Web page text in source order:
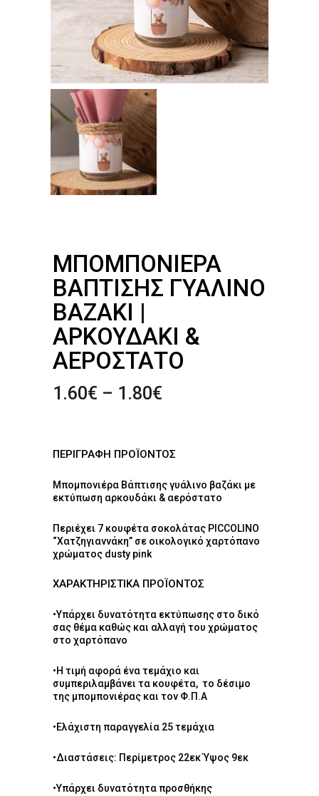
ΜΠΟΜΠΟΝΙΈΡΑ
ΒΆΠΤΙΣΗΣ ΓΥΆΛΙΝΟ
ΒΑΖΆΚΙ |
ΑΡΚΟΥΔΆΚΙ &
ΑΕΡΌΣΤΑΤΟ
1.60€ – 1.80€
through
1.80€
ΠΕΡΙΓΡΑΦΉ ΠΡΟΪΌΝΤΟΣ
Μπομπονιέρα Βάπτισης γυάλινο βαζάκι με
εκτύπωση αρκουδάκι & αερόστατο
Περιέχει 7 κουφέτα σοκολάτας PICCOLINO
“Χατζηγιαννάκη” σε οικολογικό χαρτόπανο
χρώματος dusty pink
ΧΑΡΑΚΤΗΡΙΣΤΙΚΆ ΠΡΟΪΌΝΤΟΣ
•Υπάρχει δυνατότητα εκτύπωσης στο δικό
σας θέμα καθώς και αλλαγή του χρώματος
στο χαρτόπανο
•Η τιμή αφορά ένα τεμάχιο και
συμπεριλαμβάνει τα κουφέτα, το δέσιμο
της μπομπονιέρας και τον Φ.Π.Α
•Ελάχιστη παραγγελία 25 τεμάχια
•Διαστάσεις: Περίμετρος 22εκ Ύψος 9εκ
•Υπάρχει δυνατότητα προσθήκης